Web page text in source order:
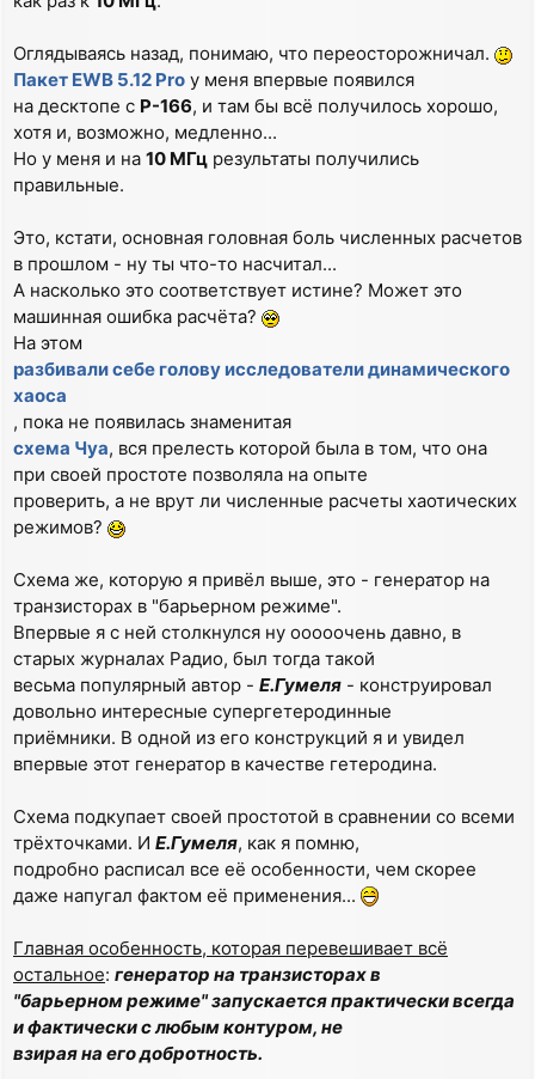
Оглядываясь назад, понимаю, что переосторожничал.
Пакет EWB 5.12 Pro у меня впервые появился
на десктопе с P-166, и там бы всё получилось хорошо,
хотя и, возможно, медленно...
Но у меня и на 10 МГц результаты получились
правильные.
Это, кстати, основная головная боль численных расчетов
в прошлом - ну ты что-то насчитал...
А насколько это соответствует истине? Может это
машинная ошибка расчёта?
На этом
разбивали себе голову исследователи динамического
хаоса
, пока не появилась знаменитая
схема Чуа, вся прелесть которой была в том, что она
при своей простоте позволяла на опыте
проверить, а не врут ли численные расчеты хаотических
режимов?
Схема же, которую я привёл выше, это - генератор на
транзисторах в "барьерном режиме".
Впервые я с ней столкнулся ну ооооочень давно, в
старых журналах Радио, был тогда такой
весьма популярный автор - Е.Гумеля - конструировал
довольно интересные супергетеродинные
приёмники. В одной из его конструкций я и увидел
впервые этот генератор в качестве гетеродина.
Схема подкупает своей простотой в сравнении со всеми
трёхточками. И Е.Гумеля, как я помню,
подробно расписал все её особенности, чем скорее
даже напугал фактом её применения...
Главная особенность, которая перевешивает всё
остальное: генератор на транзисторах в
"барьерном режиме" запускается практически всегда
и фактически с любым контуром, не
взирая на его добротность.